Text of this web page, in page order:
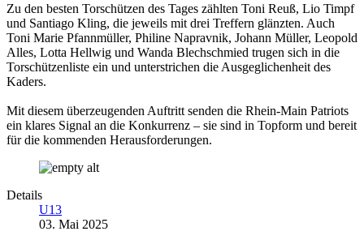
Zu den besten Torschützen des Tages zählten Toni Reuß, Lio Timpf
und Santiago Kling, die jeweils mit drei Treffern glänzten. Auch
Toni Marie Pfannmüller, Philine Napravnik, Johann Müller, Leopold
Alles, Lotta Hellwig und Wanda Blechschmied trugen sich in die
Torschützenliste ein und unterstrichen die Ausgeglichenheit des
Kaders.
Mit diesem überzeugenden Auftritt senden die Rhein-Main Patriots
ein klares Signal an die Konkurrenz – sie sind in Topform und bereit
für die kommenden Herausforderungen.
Details
U13
03. Mai 2025